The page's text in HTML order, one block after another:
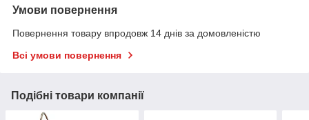
Умови повернення
Повернення товару впродовж 14 днів за домовленістю
Всі умови повернення
Подібні товари компанії